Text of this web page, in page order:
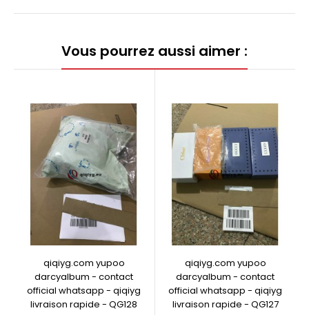
Vous pourrez aussi aimer :
qiqiyg.com yupoo
darcyalbum - contact
official whatsapp - qiqiyg
livraison rapide - QG128
qiqiyg.com yupoo
darcyalbum - contact
official whatsapp - qiqiyg
livraison rapide - QG127